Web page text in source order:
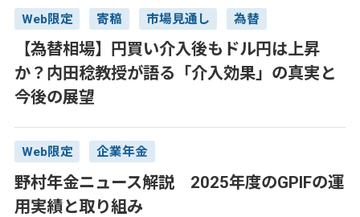
Web限定 寄稿 市場見通し 為替
【為替相場】円買い介入後もドル円は上昇
か？内田稔教授が語る「介入効果」の真実と
今後の展望
Web限定 企業年金
野村年金ニュース解説 2025年度のGPIFの運
用実績と取り組み